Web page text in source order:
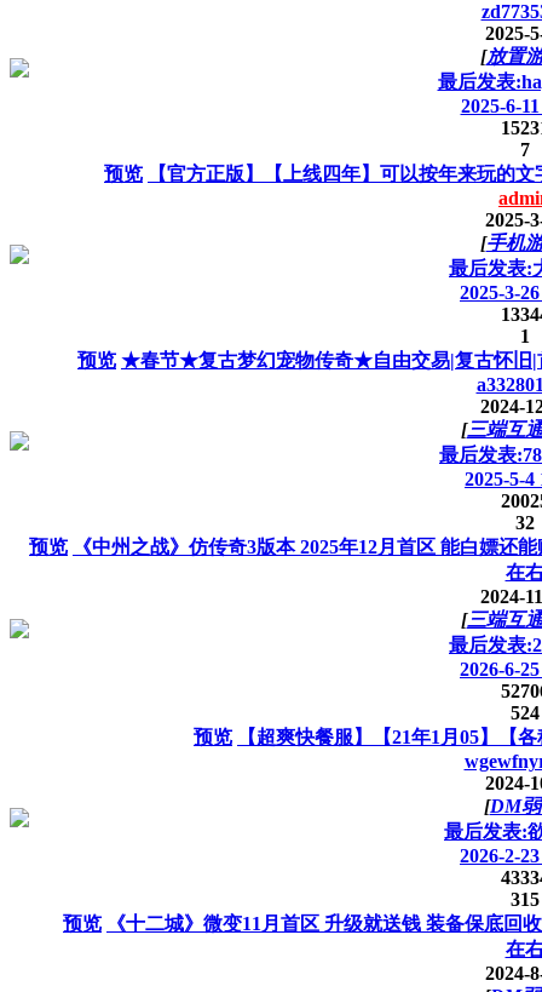
2025-
[放置
最后发表
2025-6-
7
预览
【官方正版】【上线四年】可以按年来玩的
2025-
[手机
最后发表:
2025-3-
1
预览 ★春节★复古梦幻宠物传奇★自由交易|复古怀旧|
2024-
[三端互
最后发表
2025-5-4
32
预览
《中州之战》仿传奇3版本 2025年12月首区 能白嫖还
在
2024-
[三端互
最后发表
2026-6-
524
预览
【超爽快餐服】【21年1月05】【
2024-
[DM
最后发表:
2026-2-
315
预览
《十二城》微变11月首区 升级就送钱 装备保底回
在
2024-